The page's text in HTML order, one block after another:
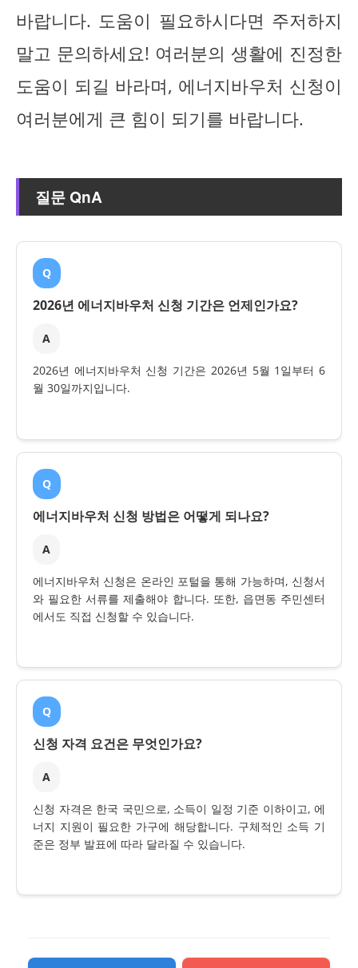
바랍니다. 도움이 필요하시다면 주저하지
말고 문의하세요! 여러분의 생활에 진정한
도움이 되길 바라며, 에너지바우처 신청이
여러분에게 큰 힘이 되기를 바랍니다.
질문 QnA
Q
2026년 에너지바우처 신청 기간은 언제인가요?
A
2026년 에너지바우처 신청 기간은 2026년 5월 1일부터 6
월 30일까지입니다.
Q
에너지바우처 신청 방법은 어떻게 되나요?
A
에너지바우처 신청은 온라인 포털을 통해 가능하며, 신청서
와 필요한 서류를 제출해야 합니다. 또한, 읍면동 주민센터
에서도 직접 신청할 수 있습니다.
Q
신청 자격 요건은 무엇인가요?
A
신청 자격은 한국 국민으로, 소득이 일정 기준 이하이고, 에
너지 지원이 필요한 가구에 해당합니다. 구체적인 소득 기
준은 정부 발표에 따라 달라질 수 있습니다.